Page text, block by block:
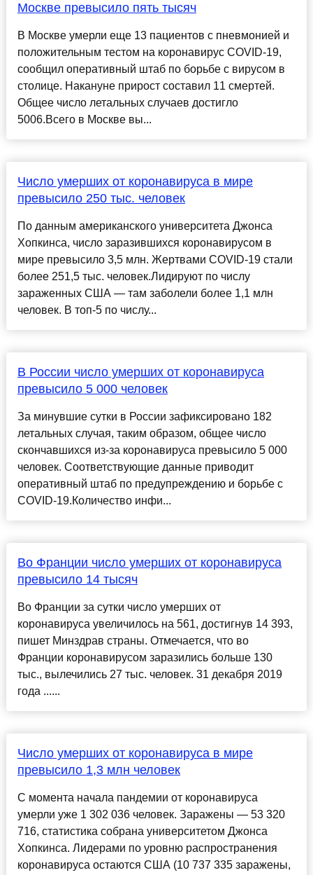
Москве превысило пять тысяч
В Москве умерли еще 13 пациентов с пневмонией и
положительным тестом на коронавирус COVID-19,
сообщил оперативный штаб по борьбе с вирусом в
столице. Накануне прирост составил 11 смертей.
Общее число летальных случаев достигло
5006.Всего в Москве вы...
Число умерших от коронавируса в мире
превысило 250 тыс. человек
По данным американского университета Джонса
Хопкинса, число заразившихся коронавирусом в
мире превысило 3,5 млн. Жертвами COVID-19 стали
более 251,5 тыс. человек.Лидируют по числу
зараженных США — там заболели более 1,1 млн
человек. В топ-5 по числу...
В России число умерших от коронавируса
превысило 5 000 человек
За минувшие сутки в России зафиксировано 182
летальных случая, таким образом, общее число
скончавшихся из-за коронавируса превысило 5 000
человек. Соответствующие данные приводит
оперативный штаб по предупреждению и борьбе с
COVID-19.Количество инфи...
Во Франции число умерших от коронавируса
превысило 14 тысяч
Во Франции за сутки число умерших от
коронавируса увеличилось на 561, достигнув 14 393,
пишет Минздрав страны. Отмечается, что во
Франции коронавирусом заразились больше 130
тыс., вылечились 27 тыс. человек. 31 декабря 2019
года ......
Число умерших от коронавируса в мире
превысило 1,3 млн человек
С момента начала пандемии от коронавируса
умерли уже 1 302 036 человек. Заражены — 53 320
716, статистика собрана университетом Джонса
Хопкинса. Лидерами по уровню распространения
коронавируса остаются США (10 737 335 заражены,